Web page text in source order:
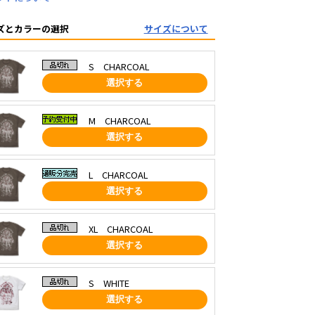
とカラーの選択 サイズについて
S CHARCOAL
選択する
M CHARCOAL
選択する
L CHARCOAL
選択する
XL CHARCOAL
選択する
S WHITE
選択する